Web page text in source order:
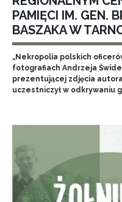
PAMIĘCI IM. GEN.
BASZAKA W
„Nekropolia polskich
fotografiach Andrzeja
prezentującej zdjęcia
uczestniczył w odkrywaniu